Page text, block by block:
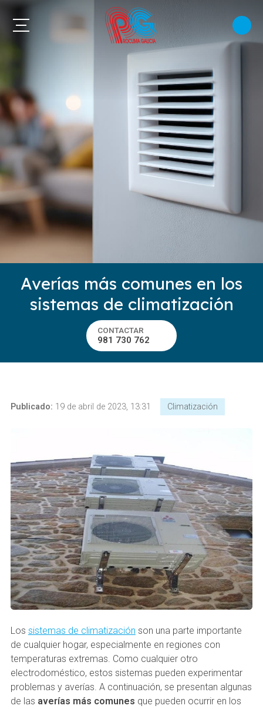
Averías más comunes en los
sistemas de climatización
CONTACTAR
981 730 762
Publicado: 19 de abril de 2023, 13:31 Climatización
Los sistemas de climatización son una parte importante
de cualquier hogar, especialmente en regiones con
temperaturas extremas. Como cualquier otro
electrodoméstico, estos sistemas pueden experimentar
problemas y averías. A continuación, se presentan algunas
de las averías más comunes que pueden ocurrir en los